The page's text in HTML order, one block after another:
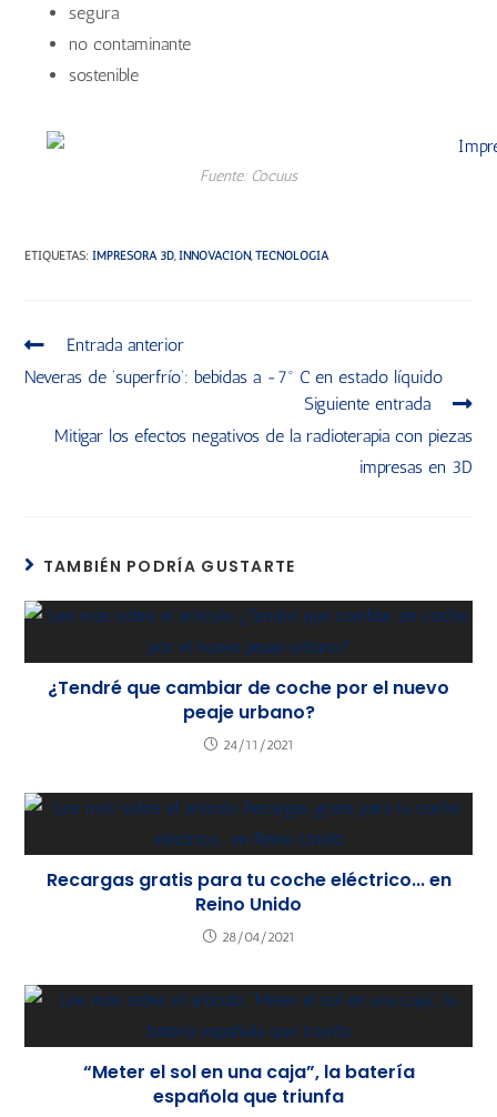
segura
no contaminante
sostenible
Fuente: Cocuus
ETIQUETAS:IMPRESORA 3D, INNOVACIÓN, TECNOLOGÍA
Entrada anterior
Neveras de ‘superfrío’: bebidas a -7º C en estado líquido
Siguiente entrada
Mitigar los efectos negativos de la radioterapia con piezas
impresas en 3D
TAMBIÉN PODRÍA GUSTARTE
¿Tendré que cambiar de coche por el nuevo
peaje urbano?
24/11/2021
Recargas gratis para tu coche eléctrico... en
Reino Unido
28/04/2021
“Meter el sol en una caja”, la batería
española que triunfa